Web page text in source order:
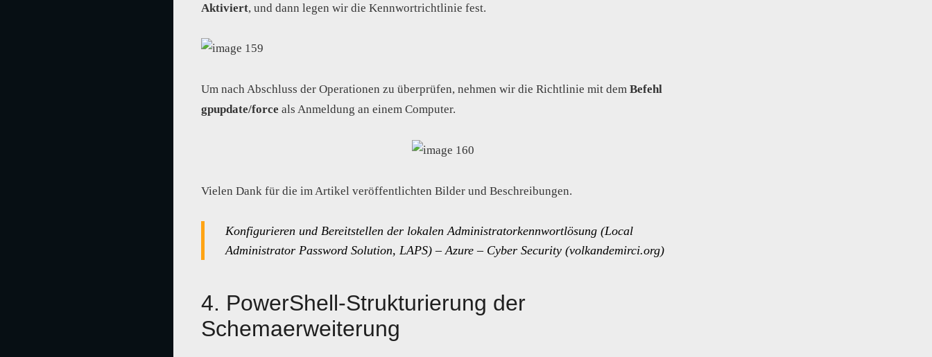
Aktiviert, und dann legen wir die Kennwortrichtlinie fest.
Um nach Abschluss der Operationen zu überprüfen, nehmen wir die Richtlinie mit dem Befehl
gpupdate/force als Anmeldung an einem Computer.
Vielen Dank für die im Artikel veröffentlichten Bilder und Beschreibungen.
Konfigurieren und Bereitstellen der lokalen Administratorkennwortlösung (Local
Administrator Password Solution, LAPS) – Azure – Cyber Security (volkandemirci.org)
4. PowerShell-Strukturierung der
Schemaerweiterung